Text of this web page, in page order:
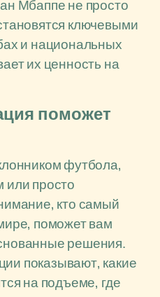
Мбаппе не просто
ключевыми
и национальных
их ценность на
поможет
футбола,
или просто
кто самый
поможет вам
решения.
показывают, какие
на подъеме, где